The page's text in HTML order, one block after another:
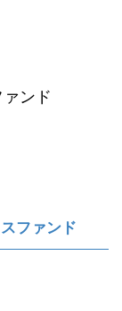
ンド
ファンド